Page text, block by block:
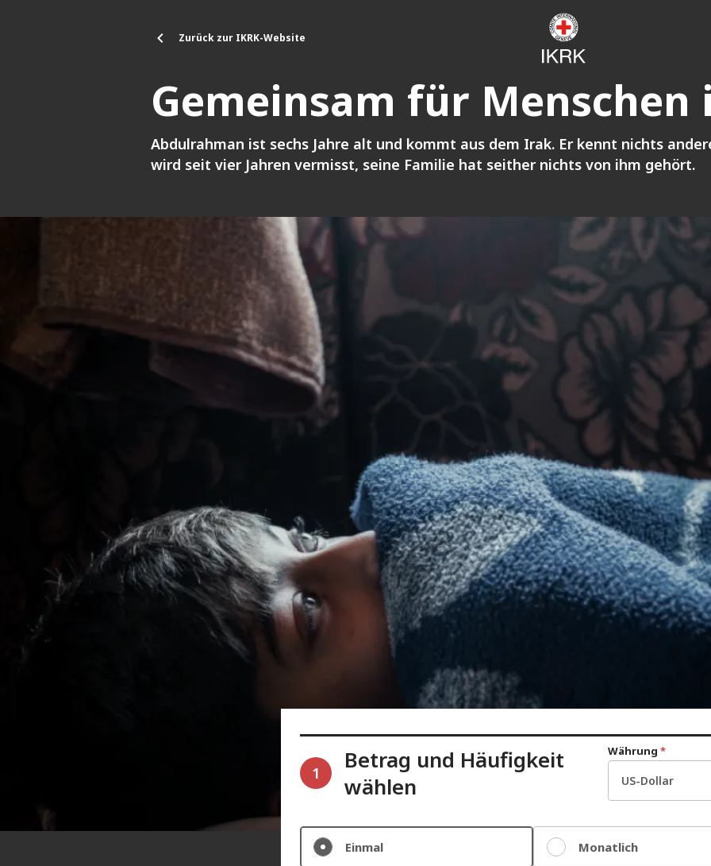
Zurück zur IKRK-Website
Gemeinsam für Menschen
Abdulrahman ist sechs Jahre alt und kommt aus dem Irak. Er kennt nichts
wird seit vier Jahren vermisst, seine Familie hat seither nichts von ihm gehört.
1
Betrag und Häufigkeit
wählen
Währung *
Einmal Monatlich